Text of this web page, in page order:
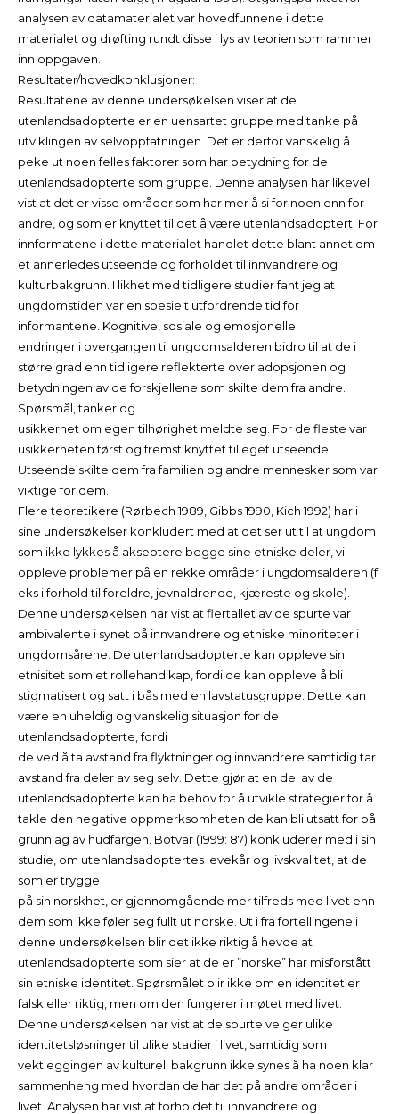
analysen av datamaterialet var hovedfunnene i dette
materialet og drøfting rundt disse i lys av teorien som rammer
inn oppgaven.
Resultater/hovedkonklusjoner:
Resultatene av denne undersøkelsen viser at de
utenlandsadopterte er en uensartet gruppe med tanke på
utviklingen av selvoppfatningen. Det er derfor vanskelig å
peke ut noen felles faktorer som har betydning for de
utenlandsadopterte som gruppe. Denne analysen har likevel
vist at det er visse områder som har mer å si for noen enn for
andre, og som er knyttet til det å være utenlandsadoptert. For
innformatene i dette materialet handlet dette blant annet om
et annerledes utseende og forholdet til innvandrere og
kulturbakgrunn. I likhet med tidligere studier fant jeg at
ungdomstiden var en spesielt utfordrende tid for
informantene. Kognitive, sosiale og emosjonelle
endringer i overgangen til ungdomsalderen bidro til at de i
større grad enn tidligere reflekterte over adopsjonen og
betydningen av de forskjellene som skilte dem fra andre.
Spørsmål, tanker og
usikkerhet om egen tilhørighet meldte seg. For de fleste var
usikkerheten først og fremst knyttet til eget utseende.
Utseende skilte dem fra familien og andre mennesker som var
viktige for dem.
Flere teoretikere (Rørbech 1989, Gibbs 1990, Kich 1992) har i
sine undersøkelser konkludert med at det ser ut til at ungdom
som ikke lykkes å akseptere begge sine etniske deler, vil
oppleve problemer på en rekke områder i ungdomsalderen (f
eks i forhold til foreldre, jevnaldrende, kjæreste og skole).
Denne undersøkelsen har vist at flertallet av de spurte var
ambivalente i synet på innvandrere og etniske minoriteter i
ungdomsårene. De utenlandsadopterte kan oppleve sin
etnisitet som et rollehandikap, fordi de kan oppleve å bli
stigmatisert og satt i bås med en lavstatusgruppe. Dette kan
være en uheldig og vanskelig situasjon for de
utenlandsadopterte, fordi
de ved å ta avstand fra flyktninger og innvandrere samtidig tar
avstand fra deler av seg selv. Dette gjør at en del av de
utenlandsadopterte kan ha behov for å utvikle strategier for å
takle den negative oppmerksomheten de kan bli utsatt for på
grunnlag av hudfargen. Botvar (1999: 87) konkluderer med i sin
studie, om utenlandsadoptertes levekår og livskvalitet, at de
som er trygge
på sin norskhet, er gjennomgående mer tilfreds med livet enn
dem som ikke føler seg fullt ut norske. Ut i fra fortellingene i
denne undersøkelsen blir det ikke riktig å hevde at
utenlandsadopterte som sier at de er ”norske” har misforstått
sin etniske identitet. Spørsmålet blir ikke om en identitet er
falsk eller riktig, men om den fungerer i møtet med livet.
Denne undersøkelsen har vist at de spurte velger ulike
identitetsløsninger til ulike stadier i livet, samtidig som
vektleggingen av kulturell bakgrunn ikke synes å ha noen klar
sammenheng med hvordan de har det på andre områder i
livet. Analysen har vist at forholdet til innvandrere og